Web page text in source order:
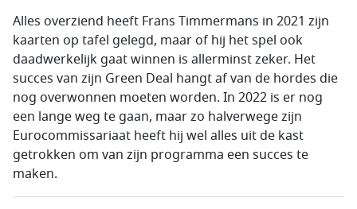
Alles overziend heeft Frans Timmermans in 2021 zijn
kaarten op tafel gelegd, maar of hij het spel ook
daadwerkelijk gaat winnen is allerminst zeker. Het
succes van zijn Green Deal hangt af van de hordes die
nog overwonnen moeten worden. In 2022 is er nog
een lange weg te gaan, maar zo halverwege zijn
Eurocommissariaat heeft hij wel alles uit de kast
getrokken om van zijn programma een succes te
maken.